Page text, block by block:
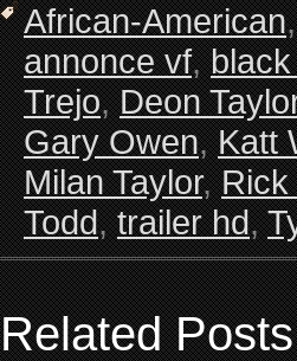
African-American
annonce vf,
Trejo,Deon
Gary Owen,Katt
Milan Taylor,
Todd,trailer hd,
Related Posts